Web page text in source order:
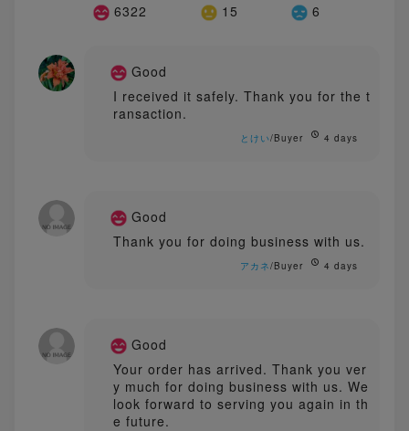
6322 15 6
Good
I received it safely. Thank you for the t
ransaction.
とけい/Buyer 4 days
Good
Thank you for doing business with us.
アカネ/Buyer 4 days
Good
Your order has arrived. Thank you ver
y much for doing business with us. We
look forward to serving you again in th
e future.